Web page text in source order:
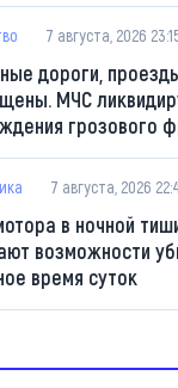
7 августа, 2026
дороги,
МЧС
грозового
7 августа, 2026
в ночной
возможности
время суток